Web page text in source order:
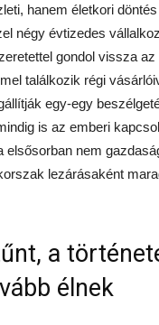
hanem életkori
négy évtizedes
gondol vissza az
találkozik régi
egy-egy
is az emberi
elsősorban nem
lezárásaként
a
élnek